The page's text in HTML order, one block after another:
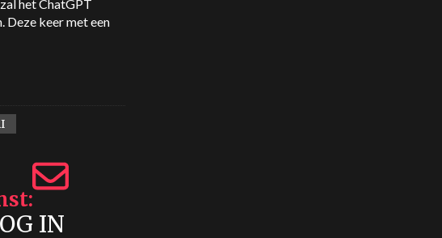
het ChatGPT
Deze keer met een
IN